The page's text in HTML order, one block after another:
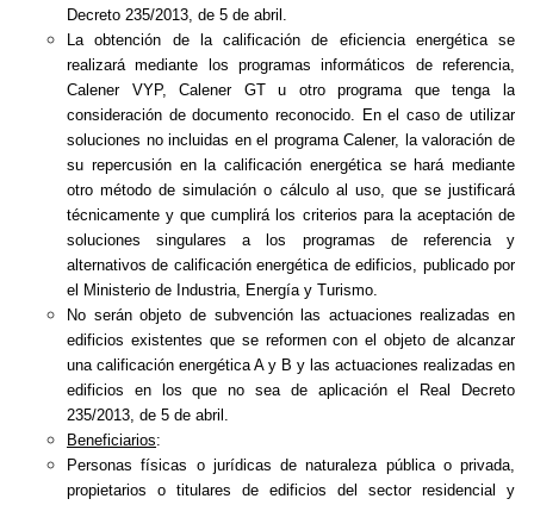
Decreto 235/2013, de 5 de abril.
La obtención de la calificación de eficiencia energética se
realizará mediante los programas informáticos de referencia,
Calener VYP, Calener GT u otro programa que tenga la
consideración de documento reconocido. En el caso de utilizar
soluciones no incluidas en el programa Calener, la valoración de
su repercusión en la calificación energética se hará mediante
otro método de simulación o cálculo al uso, que se justificará
técnicamente y que cumplirá los criterios para la aceptación de
soluciones singulares a los programas de referencia y
alternativos de calificación energética de edificios, publicado por
el Ministerio de Industria, Energía y Turismo.
No serán objeto de subvención las actuaciones realizadas en
edificios existentes que se reformen con el objeto de alcanzar
una calificación energética A y B y las actuaciones realizadas en
edificios en los que no sea de aplicación el Real Decreto
235/2013, de 5 de abril.
Beneficiarios:
Personas físicas o jurídicas de naturaleza pública o privada,
propietarios o titulares de edificios del sector residencial y